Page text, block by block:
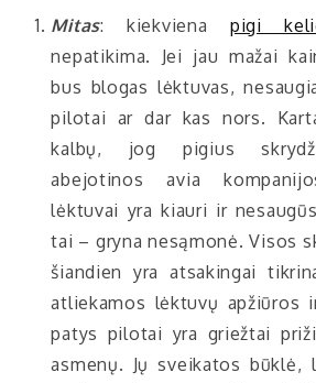
Mitas: kiekviena pigi
nepatikima. Jei jau mažai
bus blogas lėktuvas,
pilotai ar dar kas nors.
kalbų, jog pigius
abejotinos avia
lėktuvai yra kiauri ir
tai – gryna nesąmonė. Visos
šiandien yra atsakingai
atliekamos lėktuvų apžiūros
patys pilotai yra griežtai
asmenų. Jų sveikatos būklė,